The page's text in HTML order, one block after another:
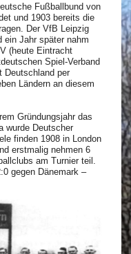
Fußballbund von
und 1903 bereits die
Der VfB Leipzig
ein Jahr später nahm
(heute Eintracht
Spiel-Verband
Deutschland per
Ländern an diesem
Gründungsjahr das
wurde Deutscher
finden 1908 in London
erstmalig nehmen 6
am Turnier teil.
gegen Dänemark –